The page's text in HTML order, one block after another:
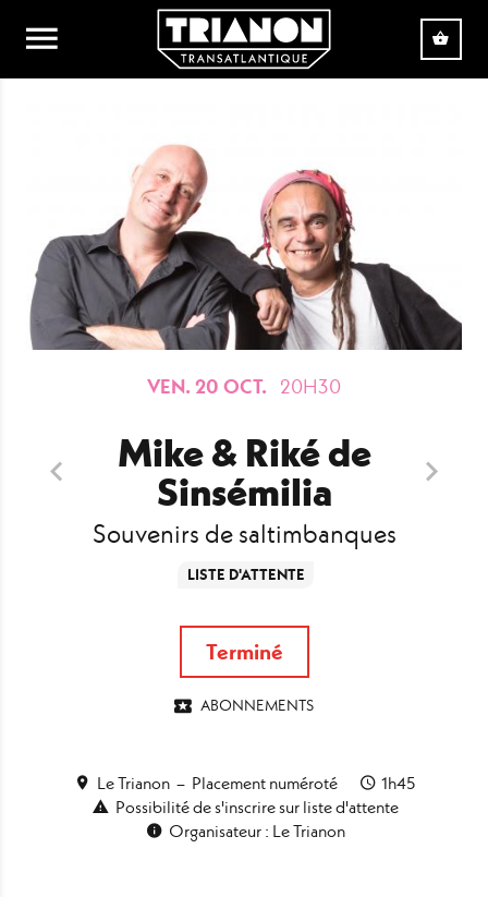
Aller au contenu principal
VEN. 20 OCT. 20H30
Mike & Riké de
Sinsémilia
Souvenirs de saltimbanques
LISTE D'ATTENTE
Terminé
ABONNEMENTS
Le Trianon Placement numéroté
1h45
Possibilité de s'inscrire sur liste d'attente
Organisateur : Le Trianon